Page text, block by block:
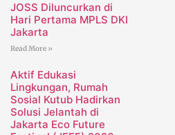
JOSS Diluncurkan di
Hari Pertama MPLS DKI
Jakarta
Read More »
Aktif Edukasi
Lingkungan, Rumah
Sosial Kutub Hadirkan
Solusi Jelantah di
Jakarta Eco Future